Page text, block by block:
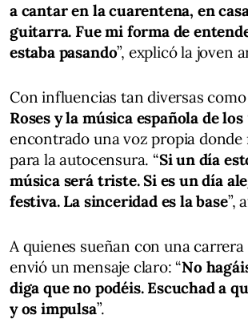
a cantar en la cuarentena, en
guitarra. Fue mi forma de
estaba pasando”, explicó la joven
Con influencias tan diversas como
Roses y la música española de los
encontrado una voz propia donde
para la autocensura. “Si un día
música será triste. Si es un día
festiva. La sinceridad es la base”,
A quienes sueñan con una
envió un mensaje claro: “No
diga que no podéis. Escuchad a
y os impulsa”.